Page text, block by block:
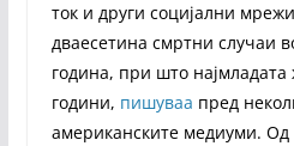
ток и други социјални
дваесетина смртни случаи
година, при што
години, пишуваа пред
американските медиуми. Од